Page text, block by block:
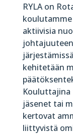
RYLA on
koulutamme
aktiivisia
kehitetään
Kouluttajina
jäsenet tai
kertovat
liittyvistä